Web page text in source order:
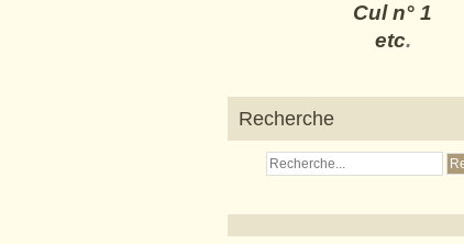
Cul n° 1
etc.
Recherche